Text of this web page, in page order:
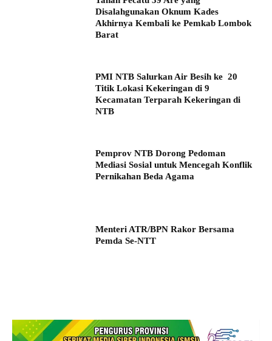
Disalahgunakan Oknum Kades
Akhirnya Kembali ke Pemkab Lombok
Barat
PMI NTB Salurkan Air Besih ke 20
Titik Lokasi Kekeringan di 9
Kecamatan Terparah Kekeringan di
NTB
Pemprov NTB Dorong Pedoman
Mediasi Sosial untuk Mencegah Konflik
Pernikahan Beda Agama
Menteri ATR/BPN Rakor Bersama
Pemda Se-NTT